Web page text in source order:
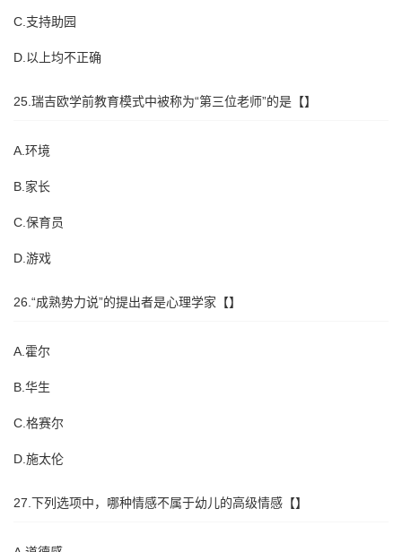
C.支持助园
D.以上均不正确
25.瑞吉欧学前教育模式中被称为“第三位老师”的是【】
A.环境
B.家长
C.保育员
D.游戏
26.“成熟势力说”的提出者是心理学家【】
A.霍尔
B.华生
C.格赛尔
D.施太伦
27.下列选项中，哪种情感不属于幼儿的高级情感【】